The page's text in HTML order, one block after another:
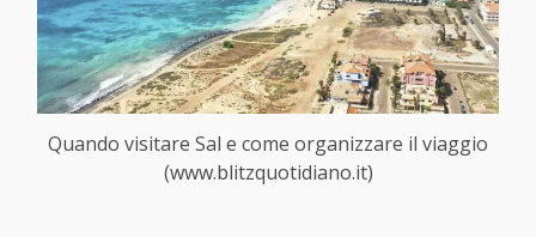
Quando visitare Sal e come organizzare il viaggio
(www.blitzquotidiano.it)